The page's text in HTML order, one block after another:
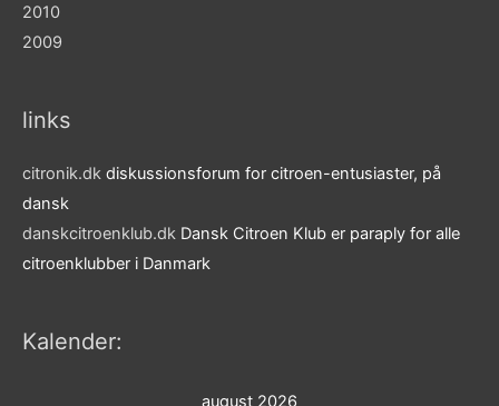
2010
2009
links
citronik.dk diskussionsforum for citroen-entusiaster, på
dansk
danskcitroenklub.dk Dansk Citroen Klub er paraply for alle
citroenklubber i Danmark
Kalender:
august 2026